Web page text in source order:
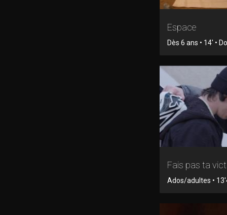
Espace
Dès 6 ans • 14' •
Fais pas ta
Ados/adultes •